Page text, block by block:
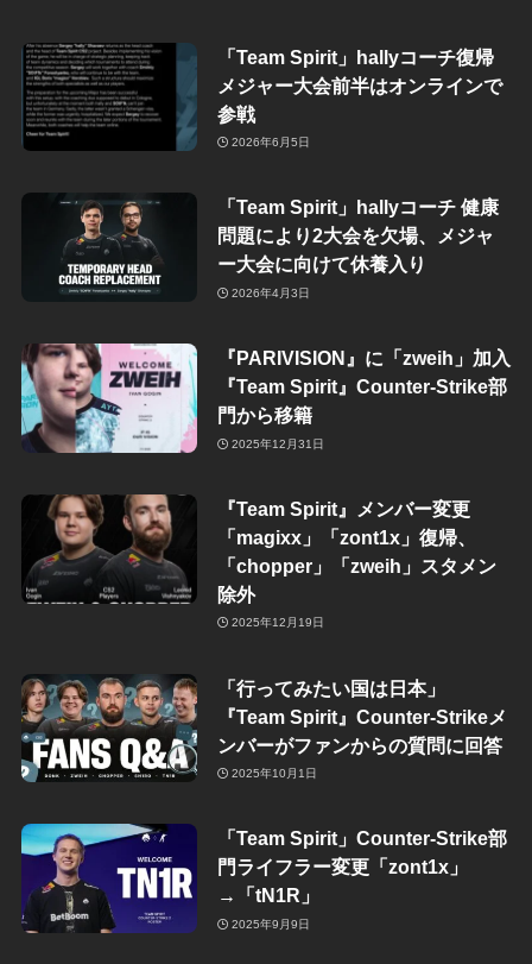
「Team Spirit」hallyコーチ復帰
メジャー大会前半はオンラインで
参戦
2026年6月5日
「Team Spirit」hallyコーチ 健康
問題により2大会を欠場、メジャ
ー大会に向けて休養入り
2026年4月3日
『PARIVISION』に「zweih」加入
『Team Spirit』Counter-Strike部
門から移籍
2025年12月31日
『Team Spirit』メンバー変更
「magixx」「zont1x」復帰、
「chopper」「zweih」スタメン
除外
2025年12月19日
「行ってみたい国は日本」
『Team Spirit』Counter-Strikeメ
ンバーがファンからの質問に回答
2025年10月1日
「Team Spirit」Counter-Strike部
門ライフラー変更「zont1x」
→「tN1R」
2025年9月9日